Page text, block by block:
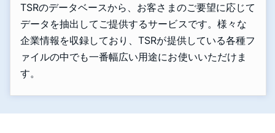
TSRのデータベースから、お客さまのご要望に応じて
データを抽出してご提供するサービスです。様々な
企業情報を収録しており、TSRが提供している各種フ
ァイルの中でも一番幅広い用途にお使いいただけま
す。